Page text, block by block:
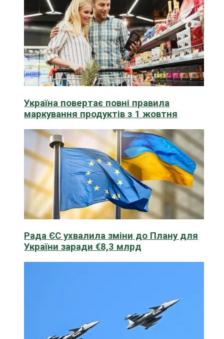
Україна повертає повні правила
маркування продуктів з 1 жовтня
Рада ЄС ухвалила зміни до Плану для
України заради €8,3 млрд